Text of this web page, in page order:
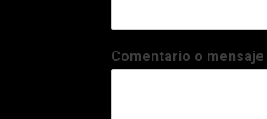
Comentario o mensaje